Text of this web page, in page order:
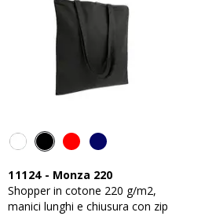
11124 - Monza 220
Shopper in cotone 220 g/m2,
manici lunghi e chiusura con zip